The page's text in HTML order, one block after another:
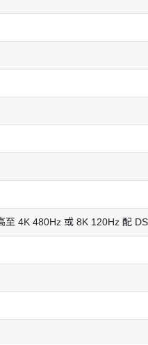
4K 480Hz 或 8K 120Hz 配